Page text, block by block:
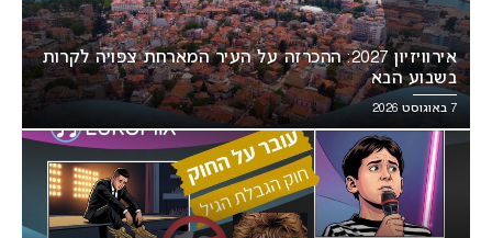
אירוויזיון 2027: ההכרזה על העיר המארחת צפויה לקרות
בשבוע הבא
7 באוגוסט 2026